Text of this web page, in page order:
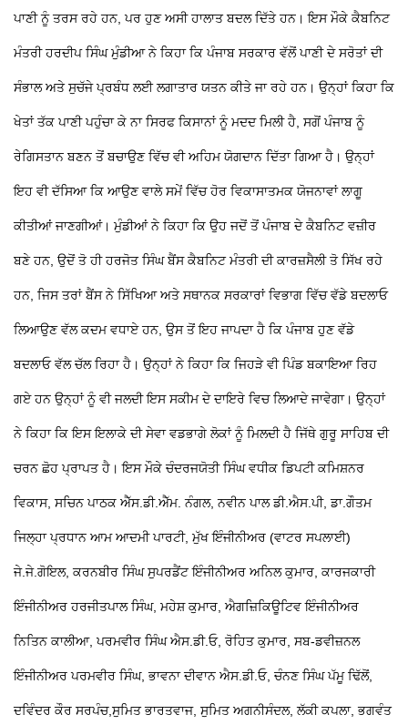
ਪਾਣੀ ਨੂੰ ਤਰਸ ਰਹੇ ਹਨ, ਪਰ ਹੁਣ ਅਸੀ ਹਾਲਾਤ ਬਦਲ ਦਿੱਤੇ ਹਨ।ਇਸ ਮੌਕੇ ਕੈਬਨਿਟ
ਮੰਤਰੀ ਹਰਦੀਪ ਸਿੰਘ ਮੁੰਡੀਆ ਨੇ ਕਿਹਾ ਕਿ ਪੰਜਾਬ ਸਰਕਾਰ ਵੱਲੋਂ ਪਾਣੀ ਦੇ ਸਰੋਤਾਂ ਦੀ
ਸੰਭਾਲ ਅਤੇ ਸੁਚੱਜੇ ਪ੍ਰਬੰਧ ਲਈ ਲਗਾਤਾਰ ਯਤਨ ਕੀਤੇ ਜਾ ਰਹੇ ਹਨ। ਉਨ੍ਹਾਂ ਕਿਹਾ ਕਿ
ਖੇਤਾਂ ਤੱਕ ਪਾਣੀ ਪਹੁੰਚਾ ਕੇ ਨਾ ਸਿਰਫ ਕਿਸਾਨਾਂ ਨੂੰ ਮਦਦ ਮਿਲੀ ਹੈ, ਸਗੋਂ ਪੰਜਾਬ ਨੂੰ
ਰੇਗਿਸਤਾਨ ਬਣਨ ਤੋਂ ਬਚਾਉਣ ਵਿੱਚ ਵੀ ਅਹਿਮ ਯੋਗਦਾਨ ਦਿੱਤਾ ਗਿਆ ਹੈ। ਉਨ੍ਹਾਂ
ਇਹ ਵੀ ਦੱਸਿਆ ਕਿ ਆਉਣ ਵਾਲੇ ਸਮੇਂ ਵਿੱਚ ਹੋਰ ਵਿਕਾਸਾਤਮਕ ਯੋਜਨਾਵਾਂ ਲਾਗੂ
ਕੀਤੀਆਂ ਜਾਣਗੀਆਂ। ਮੁੰਡੀਆਂ ਨੇ ਕਿਹਾ ਕਿ ਉਹ ਜਦੋਂ ਤੋਂ ਪੰਜਾਬ ਦੇ ਕੈਬਨਿਟ ਵਜ਼ੀਰ
ਬਣੇ ਹਨ, ਉਦੋਂ ਤੋ ਹੀ ਹਰਜੋਤ ਸਿੰਘ ਬੈਂਸ ਕੈਬਨਿਟ ਮੰਤਰੀ ਦੀ ਕਾਰਜ਼ਸੈਲੀ ਤੋ ਸਿੱਖ ਰਹੇ
ਹਨ, ਜਿਸ ਤਰਾਂ ਬੈਂਸ ਨੇ ਸਿੱਖਿਆ ਅਤੇ ਸਥਾਨਕ ਸਰਕਾਰਾਂ ਵਿਭਾਗ ਵਿੱਚ ਵੱਡੇ ਬਦਲਾਓ
ਲਿਆਉਣ ਵੱਲ ਕਦਮ ਵਧਾਏ ਹਨ, ਉਸ ਤੋਂ ਇਹ ਜਾਪਦਾ ਹੈ ਕਿ ਪੰਜਾਬ ਹੁਣ ਵੱਡੇ
ਬਦਲਾਓ ਵੱਲ ਚੱਲ ਰਿਹਾ ਹੈ। ਉਨ੍ਹਾਂ ਨੇ ਕਿਹਾ ਕਿ ਜਿਹੜੇ ਵੀ ਪਿੰਡ ਬਕਾਇਆ ਰਿਹ
ਗਏ ਹਨ ਉਨ੍ਹਾਂ ਨੂੰ ਵੀ ਜਲਦੀ ਇਸ ਸਕੀਮ ਦੇ ਦਾਇਰੇ ਵਿਚ ਲਿਆਦੇ ਜਾਵੇਗਾ। ਉਨ੍ਹਾਂ
ਨੇ ਕਿਹਾ ਕਿ ਇਸ ਇਲਾਕੇ ਦੀ ਸੇਵਾ ਵਡਭਾਗੇ ਲੋਕਾਂ ਨੂੰ ਮਿਲਦੀ ਹੈ ਜਿੱਥੇ ਗੁਰੂ ਸਾਹਿਬ ਦੀ
ਚਰਨ ਛੋਹ ਪ੍ਰਾਪਤ ਹੈ।ਇਸ ਮੌਕੇ ਚੰਦਰਜਯੋਤੀ ਸਿੰਘ ਵਧੀਕ ਡਿਪਟੀ ਕਮਿਸ਼ਨਰ
ਵਿਕਾਸ, ਸਚਿਨ ਪਾਠਕ ਐੱਸ.ਡੀ.ਐੱਮ. ਨੰਗਲ, ਨਵੀਨ ਪਾਲ ਡੀ.ਐਸ.ਪੀ, ਡਾ.ਗੌਤਮ
ਜਿਲ੍ਹਾ ਪ੍ਰਧਾਨ ਆਮ ਆਦਮੀ ਪਾਰਟੀ, ਮੁੱਖ ਇੰਜੀਨੀਅਰ (ਵਾਟਰ ਸਪਲਾਈ)
ਜੇ.ਜੇ.ਗੋਇਲ, ਕਰਨਬੀਰ ਸਿੰਘ ਸੁਪਰਡੈਂਟ ਇੰਜੀਨੀਅਰ ਅਨਿਲ ਕੁਮਾਰ, ਕਾਰਜਕਾਰੀ
ਇੰਜੀਨੀਅਰ ਹਰਜੀਤਪਾਲ ਸਿੰਘ, ਮਹੇਸ਼ ਕੁਮਾਰ, ਐਗਜ਼ਿਕਿਊਟਿਵ ਇੰਜੀਨੀਅਰ
ਨਿਤਿਨ ਕਾਲੀਆ, ਪਰਮਵੀਰ ਸਿੰਘ ਐਸ.ਡੀ.ਓ, ਰੋਹਿਤ ਕੁਮਾਰ, ਸਬ-ਡਵੀਜ਼ਨਲ
ਇੰਜੀਨੀਅਰ ਪਰਮਵੀਰ ਸਿੰਘ, ਭਾਵਨਾ ਦੀਵਾਨ ਐਸ.ਡੀ.ਓ, ਚੰਨਣ ਸਿੰਘ ਪੱਮੂ ਢਿੱਲੋਂ,
ਦਵਿੰਦਰ ਕੌਰ ਸਰਪੰਚ,ਸੁਮਿਤ ਭਾਰਤਵਾਜ, ਸੁਮਿਤ ਅਗਨੀਸੰਦਲ, ਲੱਕੀ ਕਪਲਾ, ਭਗਵੰਤ